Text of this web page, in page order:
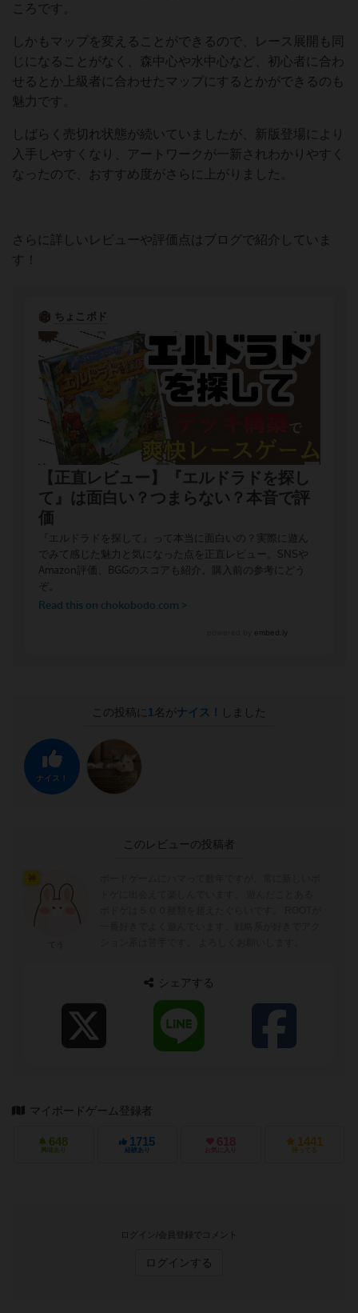
ころです。
しかもマップを変えることができるので、レース展開も同
じになることがなく、森中心や水中心など、初心者に合わ
せるとか上級者に合わせたマップにするとかができるのも
魅力です。
しばらく売切れ状態が続いていましたが、新版登場により
入手しやすくなり、アートワークが一新されわかりやすく
なったので、おすすめ度がさらに上がりました。
さらに詳しいレビューや評価点はブログで紹介していま
す！
この投稿に 1 名がナイス！ しました
ナイス！
このレビューの投稿者
シェアする
マイボードゲーム登録者
648
興味あり
1715
経験あり
618
お気に入り
1441
持ってる
ログイン/会員登録でコメント
ログインする